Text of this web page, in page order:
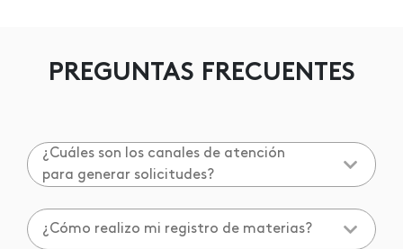
PREGUNTAS FRECUENTES
¿Cuáles son los canales de atención
para generar solicitudes?
¿Cómo realizo mi registro de materias?